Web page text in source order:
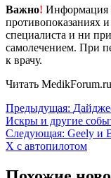
Важно! Информация
противопоказаниях
специалиста и ни
самолечением. При
к врачу.
Читать
Навигация
по
записям
Предыдущая:
Искры и другие
Следующая: Geely и
X с автопилотом